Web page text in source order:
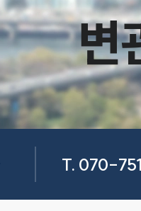
변
T. 070-